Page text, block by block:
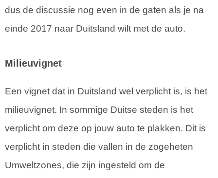
dus de discussie nog even in de gaten als je na
einde 2017 naar Duitsland wilt met de auto.
Milieuvignet
Een vignet dat in Duitsland wel verplicht is, is het
milieuvignet. In sommige Duitse steden is het
verplicht om deze op jouw auto te plakken. Dit is
verplicht in steden die vallen in de zogeheten
Umweltzones, die zijn ingesteld om de